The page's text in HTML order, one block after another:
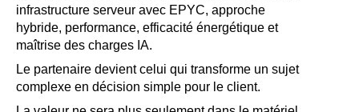
infrastructure serveur avec EPYC, approche
hybride, performance, efficacité énergétique et
maîtrise des charges IA.
Le partenaire devient celui qui transforme un sujet
complexe en décision simple pour le client.